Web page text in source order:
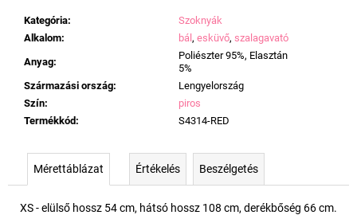
Kategória:
Szoknyák
Alkalom: bál , esküvő, szalagavató
Anyag:
Poliészter 95%, Elasztán
5%
Származási ország:
Lengyelország
Szín:
piros
Termékkód : S4314-RED
Mérettáblázat Értékelés Beszélgetés
XS - elülső hossz 54 cm, hátsó hossz 108 cm, derékbőség 66 cm.